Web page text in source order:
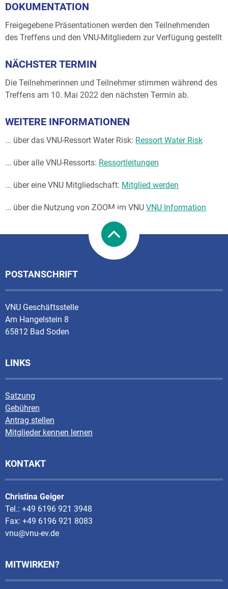
DOKUMENTATION
Freigegebene Präsentationen werden den Teilnehmenden
des Treffens und den VNU-Mitgliedern zur Verfügung gestellt
NÄCHSTER TERMIN
Die Teilnehmerinnen und Teilnehmer stimmen während des
Treffens am 10. Mai 2022 den nächsten Termin ab.
WEITERE INFORMATIONEN
... über das VNU-Ressort Water Risk: Ressort Water Risk
... über alle VNU-Ressorts: Ressortleitungen
... über eine VNU Mitgliedschaft: Mitglied werden
... über die Nutzung von ZOOM im VNU VNU Information
POSTANSCHRIFT
VNU Geschäftsstelle
Am Hangelstein 8
65812 Bad Soden
LINKS
Satzung
Gebühren
Antrag stellen
Mitglieder kennen lernen
KONTAKT
Christina Geiger
Tel.: +49 6196 921 3948
Fax: +49 6196 921 8083
vnu@vnu-ev.de
MITWIRKEN?